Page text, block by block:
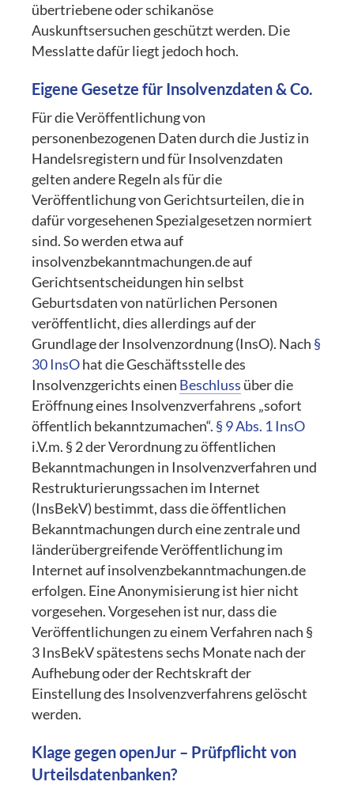
übertriebene oder schikanöse
Auskunftsersuchen geschützt werden. Die
Messlatte dafür liegt jedoch hoch.
Eigene Gesetze für Insolvenzdaten & Co.
Für die Veröffentlichung von
personenbezogenen Daten durch die Justiz in
Handelsregistern und für Insolvenzdaten
gelten andere Regeln als für die
Veröffentlichung von Gerichtsurteilen, die in
dafür vorgesehenen Spezialgesetzen normiert
sind. So werden etwa auf
insolvenzbekanntmachungen.de auf
Gerichtsentscheidungen hin selbst
Geburtsdaten von natürlichen Personen
veröffentlicht, dies allerdings auf der
Grundlage der Insolvenzordnung (InsO). Nach §
30 InsOhat die Geschäftsstelle des
Insolvenzgerichts einen Beschluss über die
Eröffnung eines Insolvenzverfahrens „sofort
öffentlich bekanntzumachen“. § 9 Abs. 1 InsO
i.V.m. § 2 der Verordnung zu öffentlichen
Bekanntmachungen in Insolvenzverfahren und
Restrukturierungssachen im Internet
(InsBekV) bestimmt, dass die öffentlichen
Bekanntmachungen durch eine zentrale und
länderübergreifende Veröffentlichung im
Internet auf insolvenzbekanntmachungen.de
erfolgen. Eine Anonymisierung ist hier nicht
vorgesehen. Vorgesehen ist nur, dass die
Veröffentlichungen zu einem Verfahren nach §
3 InsBekV spätestens sechs Monate nach der
Aufhebung oder der Rechtskraft der
Einstellung des Insolvenzverfahrens gelöscht
werden.
Klage gegen openJur – Prüfpflicht von
Urteilsdatenbanken?